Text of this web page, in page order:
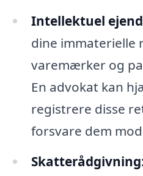
Intellektuel
dine immaterielle
varemærker og
En advokat kan
registrere disse
forsvare dem